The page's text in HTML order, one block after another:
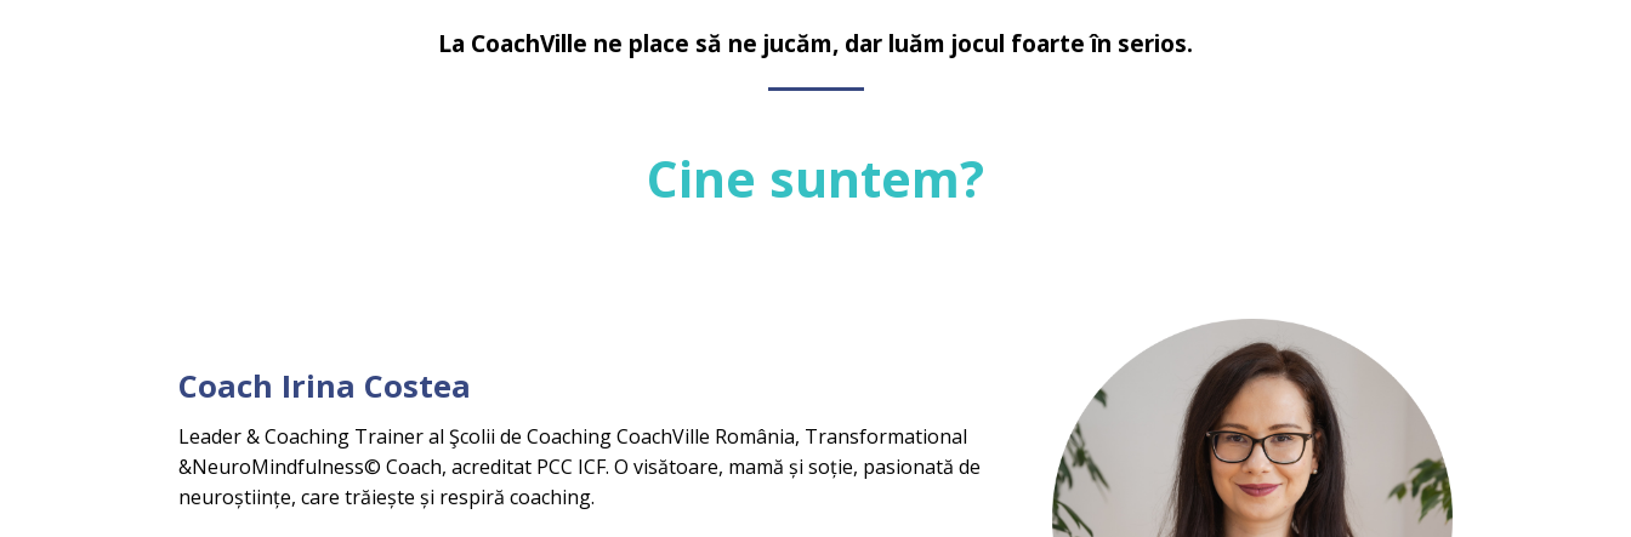
La CoachVille ne place să ne jucăm, dar luăm jocul foarte în serios.
Cine suntem?
Coach Irina Costea
Leader & Coaching Trainer al Şcolii de Coaching CoachVille România, Transformational
&NeuroMindfulness© Coach, acreditat PCC ICF. O visătoare, mamă și soție, pasionată de
neuroștiințe, care trăiește și respiră coaching.